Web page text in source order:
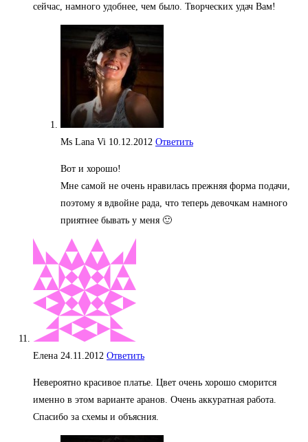
сейчас, намного удобнее, чем было. Творческих удач Вам!
Ms Lana Vi 10.12.2012 Ответить
Вот и хорошо!
Мне самой не очень нравилась прежняя форма подачи,
поэтому я вдвойне рада, что теперь девочкам намного
приятнее бывать у меня 🙂
Елена 24.11.2012 Ответить
Невероятно красивое платье. Цвет очень хорошо сморится
именно в этом варианте аранов. Очень аккуратная работа.
Спасибо за схемы и объясния.